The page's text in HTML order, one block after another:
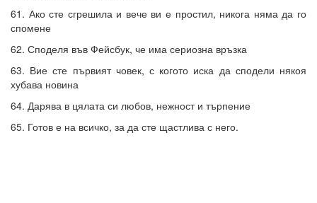
61. Ако сте сгрешила и вече ви е простил, никога няма да го
спомене
62. Споделя във Фейсбук, че има сериозна връзка
63. Вие сте първият човек, с когото иска да сподели някоя
хубава новина
64. Дарява в цялата си любов, нежност и търпение
65. Готов е на всичко, за да сте щастлива с него.